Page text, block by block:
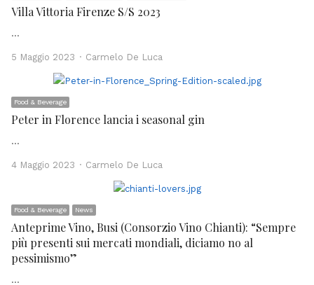
Villa Vittoria Firenze S/S 2023
…
5 Maggio 2023 Author
Carmelo De Luca
Food & Beverage
Peter in Florence lancia i seasonal gin
…
4 Maggio 2023 Author
Carmelo De Luca
Food & Beverage News
Anteprime Vino, Busi (Consorzio Vino Chianti): “Sempre
più presenti sui mercati mondiali, diciamo no al
pessimismo”
…